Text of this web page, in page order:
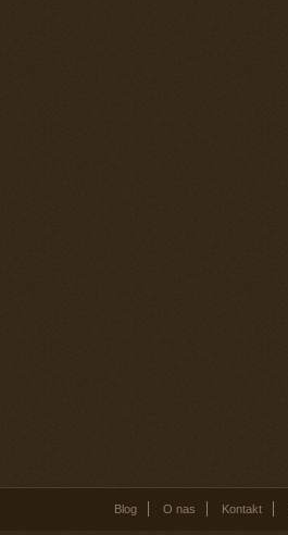
Blog O nas Kontakt